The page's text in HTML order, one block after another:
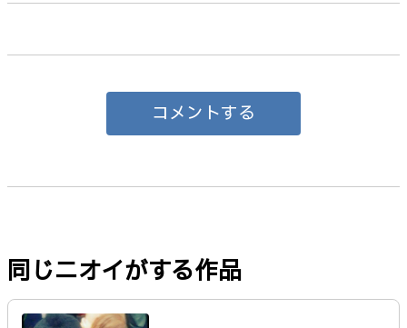
コメントする
同じニオイがする作品